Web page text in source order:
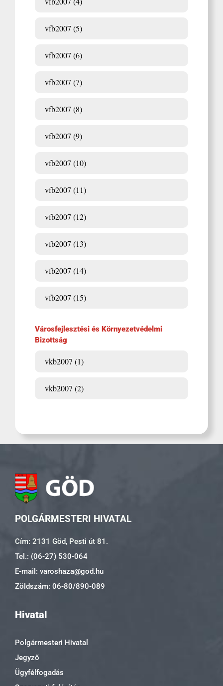
vfb2007 (5)
vfb2007 (6)
vfb2007 (7)
vfb2007 (8)
vfb2007 (9)
vfb2007 (10)
vfb2007 (11)
vfb2007 (12)
vfb2007 (13)
vfb2007 (14)
vfb2007 (15)
Városfejlesztési és Környezetvédelmi
Bizottság
vkb2007 (1)
vkb2007 (2)
POLGÁRMESTERI HIVATAL
Cím: 2131 Göd, Pesti út 81.
Tel.: (06-27) 530-064
E-mail: varoshaza@god.hu
Zöldszám: 06-80/890-089
Hivatal
Polgármesteri Hivatal
Jegyző
Ügyfélfogadás